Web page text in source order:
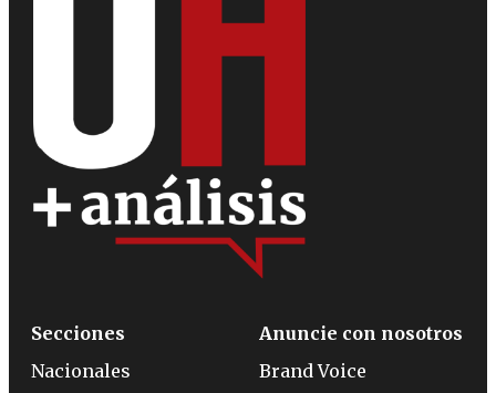
Secciones
Nacionales
Anuncie con nosotros
Brand Voice